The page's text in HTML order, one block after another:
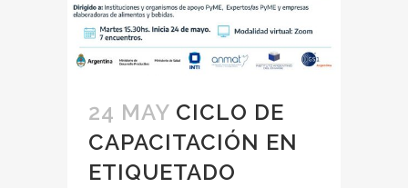
24 MAY CICLO DE
CAPACITACIÓN EN
ETIQUETADO